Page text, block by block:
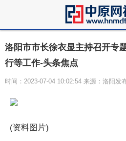
洛阳市市长徐衣显主持召开专
行等工作-头条焦点
时间：2023-07-04 10:02:54 来源：洛阳发
(资料图片)